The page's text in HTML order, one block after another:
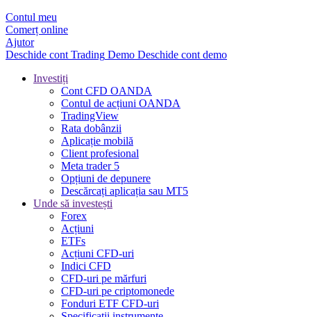
Contul meu
Comerț online
Ajutor
Deschide cont Trading Demo Deschide cont demo
Investiți
Cont CFD OANDA
Contul de acțiuni OANDA
TradingView
Rata dobânzii
Aplicație mobilă
Client profesional
Meta trader 5
Opțiuni de depunere
Descărcați aplicația sau MT5
Unde să investești
Forex
Acțiuni
ETFs
Acțiuni CFD-uri
Indici CFD
CFD-uri pe mărfuri
CFD-uri pe criptomonede
Fonduri ETF CFD-uri